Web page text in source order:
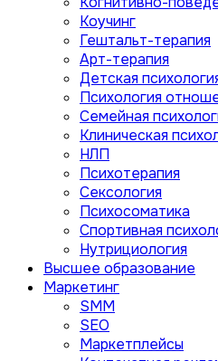
Коучинг
Гештальт-терапия
Арт-терапия
Детская
Психология
Семейная
Клиническая
НЛП
Психотерапия
Сексология
Психосоматика
Спортивная
Нутрициология
Высшее образование
Маркетинг
SMM
SEO
Маркетплейсы